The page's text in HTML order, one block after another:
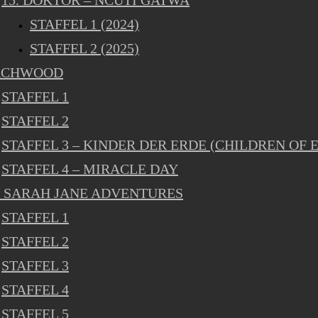
STAFFEL 1 (2024)
STAFFEL 2 (2025)
STAFFEL 1
STAFFEL 2
STAFFEL 3 – KINDER DER ERDE (CHILDREN OF
STAFFEL 4 – MIRACLE DAY
SARAH JANE ADVENTURES
STAFFEL 1
STAFFEL 2
STAFFEL 3
STAFFEL 4
STAFFEL 5